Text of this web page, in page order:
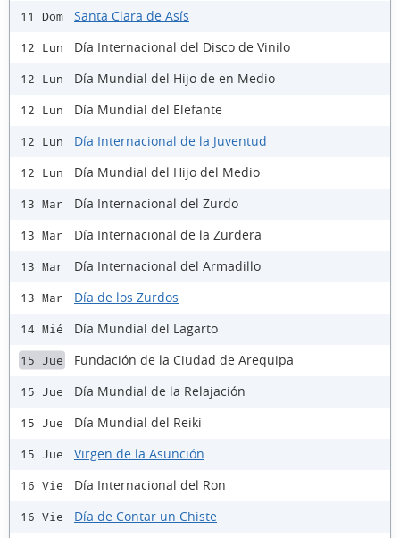
11 Dom Santa Clara de Asís
12 Lun Día Internacional del Disco de Vinilo
12 Lun Día Mundial del Hijo de en Medio
12 Lun Día Mundial del Elefante
12 Lun Día Internacional de la Juventud
12 Lun Día Mundial del Hijo del Medio
13 Mar Día Internacional del Zurdo
13 Mar Día Internacional de la Zurdera
13 Mar Día Internacional del Armadillo
13 Mar Día de los Zurdos
14 Mié Día Mundial del Lagarto
15 Jue Fundación de la Ciudad de Arequipa
15 Jue Día Mundial de la Relajación
15 Jue Día Mundial del Reiki
15 Jue Virgen de la Asunción
16 Vie Día Internacional del Ron
16 Vie Día de Contar un Chiste